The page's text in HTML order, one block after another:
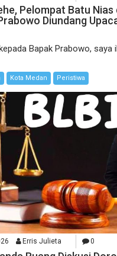
Pelompat Batu Nias
Diundang
Bapak Prabowo, saya
Kota Medan Peristiwa
Erris Julieta 0